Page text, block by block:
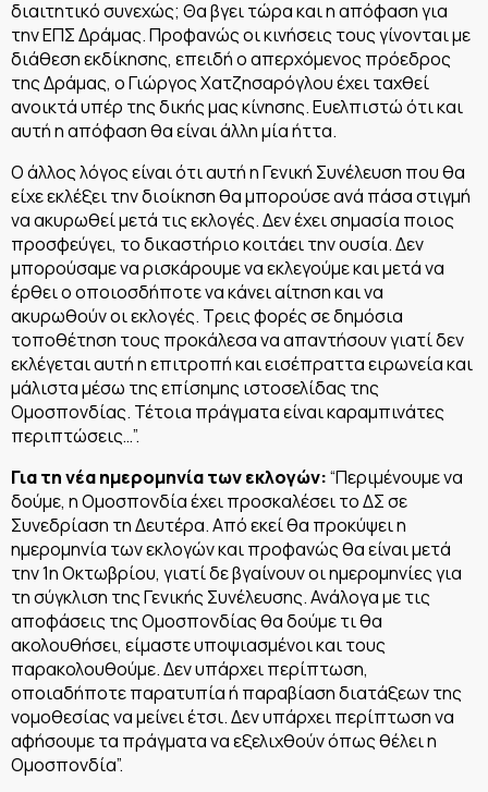
διαιτητικό συνεχώς; Θα βγει τώρα και η απόφαση για
την ΕΠΣ Δράμας. Προφανώς οι κινήσεις τους γίνονται με
διάθεση εκδίκησης, επειδή ο απερχόμενος πρόεδρος
της Δράμας, ο Γιώργος Χατζησαρόγλου έχει ταχθεί
ανοικτά υπέρ της δικής μας κίνησης. Ευελπιστώ ότι και
αυτή η απόφαση θα είναι άλλη μία ήττα.
Ο άλλος λόγος είναι ότι αυτή η Γενική Συνέλευση που θα
είχε εκλέξει την διοίκηση θα μπορούσε ανά πάσα στιγμή
να ακυρωθεί μετά τις εκλογές. Δεν έχει σημασία ποιος
προσφεύγει, το δικαστήριο κοιτάει την ουσία. Δεν
μπορούσαμε να ρισκάρουμε να εκλεγούμε και μετά να
έρθει ο οποιοσδήποτε να κάνει αίτηση και να
ακυρωθούν οι εκλογές. Τρεις φορές σε δημόσια
τοποθέτηση τους προκάλεσα να απαντήσουν γιατί δεν
εκλέγεται αυτή η επιτροπή και εισέπραττα ειρωνεία και
μάλιστα μέσω της επίσημης ιστοσελίδας της
Ομοσπονδίας. Τέτοια πράγματα είναι καραμπινάτες
περιπτώσεις…”.
Για τη νέα ημερομηνία των εκλογών:“Περιμένουμε να
δούμε, η Ομοσπονδία έχει προσκαλέσει το ΔΣ σε
Συνεδρίαση τη Δευτέρα. Από εκεί θα προκύψει η
ημερομηνία των εκλογών και προφανώς θα είναι μετά
την 1η Οκτωβρίου, γιατί δε βγαίνουν οι ημερομηνίες για
τη σύγκλιση της Γενικής Συνέλευσης. Ανάλογα με τις
αποφάσεις της Ομοσπονδίας θα δούμε τι θα
ακολουθήσει, είμαστε υποψιασμένοι και τους
παρακολουθούμε. Δεν υπάρχει περίπτωση,
οποιαδήποτε παρατυπία ή παραβίαση διατάξεων της
νομοθεσίας να μείνει έτσι. Δεν υπάρχει περίπτωση να
αφήσουμε τα πράγματα να εξελιχθούν όπως θέλει η
Ομοσπονδία”.